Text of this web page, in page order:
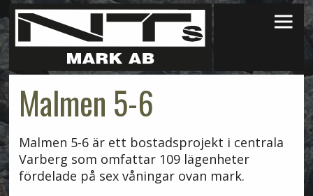
×
Malmen 5-6
Malmen 5-6 är ett bostadsprojekt i centrala
Varberg som omfattar 109 lägenheter
fördelade på sex våningar ovan mark.